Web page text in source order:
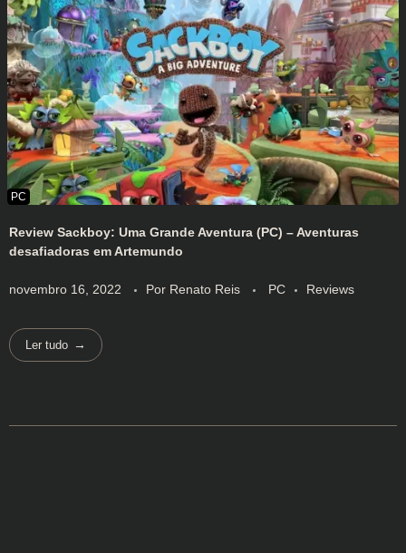
Review Sackboy: Uma Grande Aventura (PC) – Aventuras
desafiadoras em Artemundo
novembro 16, 2022 Por Renato Reis PC Reviews
Ler tudo